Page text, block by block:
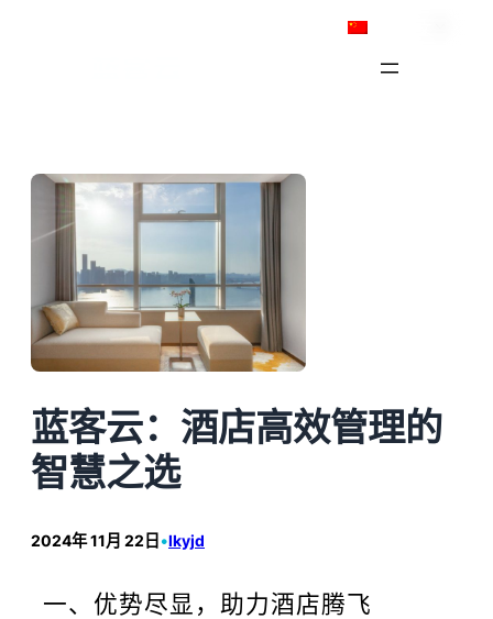
蓝客云：酒店高效管理的
智慧之选
2024年 11月 22日 •lkyjd
一、优势尽显，助力酒店腾飞